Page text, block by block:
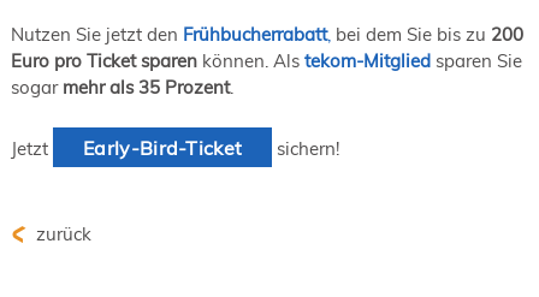
Nutzen Sie jetzt den Frühbucherrabatt,bei dem Sie bis zu 200
Euro pro Ticket sparen können. Als tekom-Mitgliedsparen Sie
sogar mehr als 35 Prozent.
Jetzt Early-Bird-Ticket sichern!
zurück